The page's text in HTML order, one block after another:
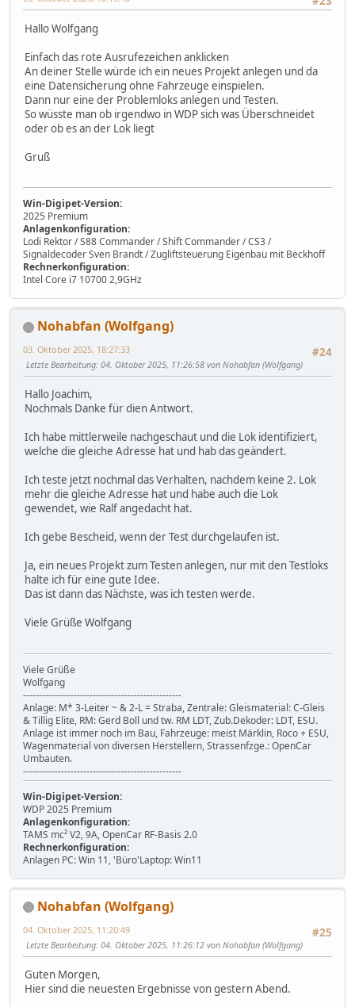
Hallo Wolfgang
Einfach das rote Ausrufezeichen anklicken
An deiner Stelle würde ich ein neues Projekt anlegen und da
eine Datensicherung ohne Fahrzeuge einspielen.
Dann nur eine der Problemloks anlegen und Testen.
So wüsste man ob irgendwo in WDP sich was Überschneidet
oder ob es an der Lok liegt
Gruß
Win-Digipet-Version:
2025 Premium
Anlagenkonfiguration:
Lodi Rektor / S88 Commander / Shift Commander / CS3 /
Signaldecoder Sven Brandt / Zugliftsteuerung Eigenbau mit Beckhoff
Rechnerkonfiguration:
Intel Core i7 10700 2,9GHz
Nohabfan (Wolfgang)
#24
03. Oktober 2025, 18:27:33
Letzte Bearbeitung: 04. Oktober 2025, 11:26:58 von Nohabfan (Wolfgang)
Hallo Joachim,
Nochmals Danke für dien Antwort.
Ich habe mittlerweile nachgeschaut und die Lok identifiziert,
welche die gleiche Adresse hat und hab das geändert.
Ich teste jetzt nochmal das Verhalten, nachdem keine 2. Lok
mehr die gleiche Adresse hat und habe auch die Lok
gewendet, wie Ralf angedacht hat.
Ich gebe Bescheid, wenn der Test durchgelaufen ist.
Ja, ein neues Projekt zum Testen anlegen, nur mit den Testloks
halte ich für eine gute Idee.
Das ist dann das Nächste, was ich testen werde.
Viele Grüße Wolfgang
Viele Grüße
Wolfgang
--------------------------------------------------
Anlage: M* 3-Leiter ~ & 2-L = Straba, Zentrale: Gleismaterial: C-Gleis
& Tillig Elite, RM: Gerd Boll und tw. RM LDT, Zub.Dekoder: LDT, ESU.
Anlage ist immer noch im Bau, Fahrzeuge: meist Märklin, Roco + ESU,
Wagenmaterial von diversen Herstellern, Strassenfzge.: OpenCar
Umbauten.
--------------------------------------------------
Win-Digipet-Version:
WDP 2025 Premium
Anlagenkonfiguration:
TAMS mc² V2, 9A, OpenCar RF-Basis 2.0
Rechnerkonfiguration:
Anlagen PC: Win 11, 'Büro'Laptop: Win11
Nohabfan (Wolfgang)
#25
04. Oktober 2025, 11:20:49
Letzte Bearbeitung: 04. Oktober 2025, 11:26:12 von Nohabfan (Wolfgang)
Guten Morgen,
Hier sind die neuesten Ergebnisse von gestern Abend.